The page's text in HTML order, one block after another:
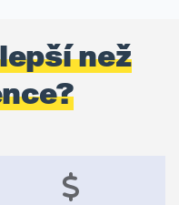
lepší než